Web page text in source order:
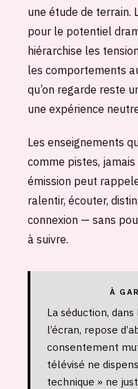
une étude de terrain.
pour le potentiel
hiérarchise les
les comportements
qu’on regarde reste
une expérience
Les enseignements
comme pistes,
émission peut
ralentir, écouter,
connexion — sans
à suivre.
À
La séduction,
l’écran, repose
consentement
télévisé ne
technique » ne